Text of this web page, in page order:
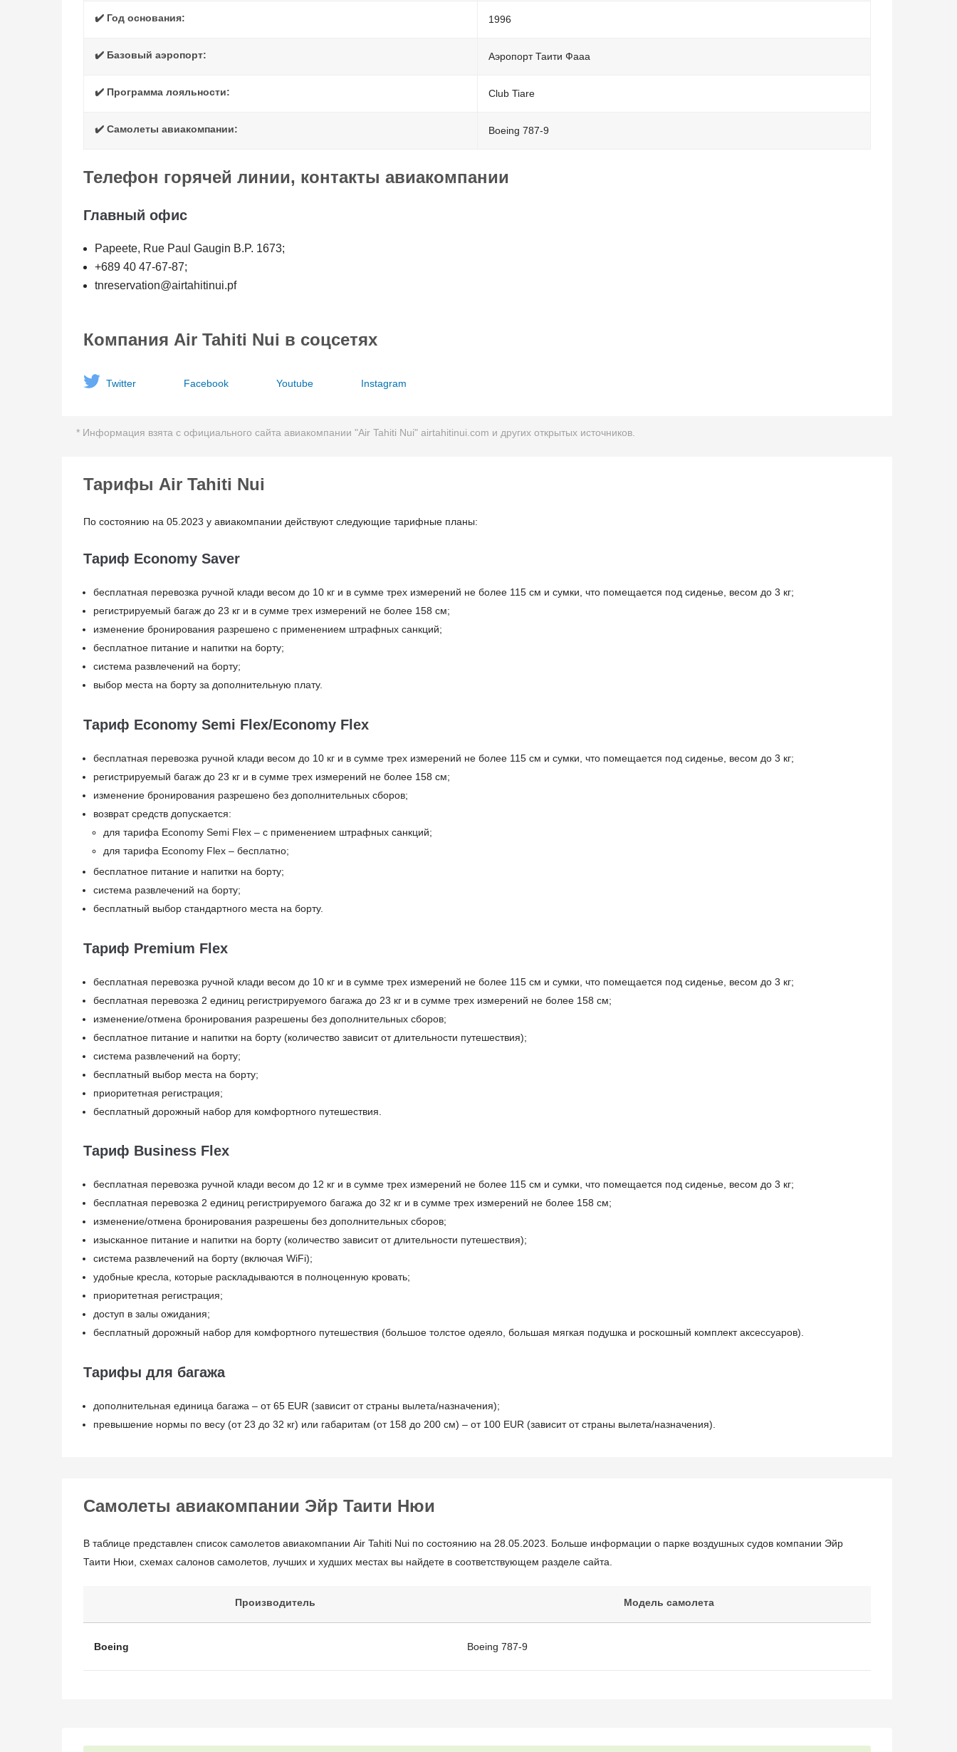
✔️ Год основания: 1996
✔️ Базовый аэропорт: Аэропорт Таити Фааа
✔️ Программа лояльности: Club Tiare
✔️ Самолеты авиакомпании: Boeing 787-9
Телефон горячей линии, контакты авиакомпании
Главный офис
Papeete, Rue Paul Gaugin B.P. 1673;
+689 40 47-67-87;
tnreservation@airtahitinui.pf
Компания Air Tahiti Nui в соцсетях
Twitter Facebook Youtube Instagram
* Информация взята с официального сайта авиакомпании "Air Tahiti Nui" airtahitinui.com и других открытых источников.
Тарифы Air Tahiti Nui
По состоянию на 05.2023 у авиакомпании действуют следующие тарифные планы:
Тариф Economy Saver
бесплатная перевозка ручной клади весом до 10 кг и в сумме трех измерений не более 115 см и сумки, что помещается под сиденье, весом до 3 кг;
регистрируемый багаж до 23 кг и в сумме трех измерений не более 158 см;
изменение бронирования разрешено с применением штрафных санкций;
бесплатное питание и напитки на борту;
система развлечений на борту;
выбор места на борту за дополнительную плату.
Тариф Economy Semi Flex/Economy Flex
бесплатная перевозка ручной клади весом до 10 кг и в сумме трех измерений не более 115 см и сумки, что помещается под сиденье, весом до 3 кг;
регистрируемый багаж до 23 кг и в сумме трех измерений не более 158 см;
изменение бронирования разрешено без дополнительных сборов;
возврат средств допускается:
для тарифа Economy Semi Flex – с применением штрафных санкций;
для тарифа Economy Flex – бесплатно;
бесплатное питание и напитки на борту;
система развлечений на борту;
бесплатный выбор стандартного места на борту.
Тариф Premium Flex
бесплатная перевозка ручной клади весом до 10 кг и в сумме трех измерений не более 115 см и сумки, что помещается под сиденье, весом до 3 кг;
бесплатная перевозка 2 единиц регистрируемого багажа до 23 кг и в сумме трех измерений не более 158 см;
изменение/отмена бронирования разрешены без дополнительных сборов;
бесплатное питание и напитки на борту (количество зависит от длительности путешествия);
система развлечений на борту;
бесплатный выбор места на борту;
приоритетная регистрация;
бесплатный дорожный набор для комфортного путешествия.
Тариф Business Flex
бесплатная перевозка ручной клади весом до 12 кг и в сумме трех измерений не более 115 см и сумки, что помещается под сиденье, весом до 3 кг;
бесплатная перевозка 2 единиц регистрируемого багажа до 32 кг и в сумме трех измерений не более 158 см;
изменение/отмена бронирования разрешены без дополнительных сборов;
изысканное питание и напитки на борту (количество зависит от длительности путешествия);
система развлечений на борту (включая WiFi);
удобные кресла, которые раскладываются в полноценную кровать;
приоритетная регистрация;
доступ в залы ожидания;
бесплатный дорожный набор для комфортного путешествия (большое толстое одеяло, большая мягкая подушка и роскошный комплект аксессуаров).
Тарифы для багажа
дополнительная единица багажа – от 65 EUR (зависит от страны вылета/назначения);
превышение нормы по весу (от 23 до 32 кг) или габаритам (от 158 до 200 см) – от 100 EUR (зависит от страны вылета/назначения).
Самолеты авиакомпании Эйр Таити Нюи
В таблице представлен список самолетов авиакомпании Air Tahiti Nui по состоянию на 28.05.2023. Больше информации о парке воздушных судов компании Эйр
Таити Нюи, схемах салонов самолетов, лучших и худших местах вы найдете в соответствующем разделе сайта.
Производитель Модель самолета
Boeing Boeing 787-9